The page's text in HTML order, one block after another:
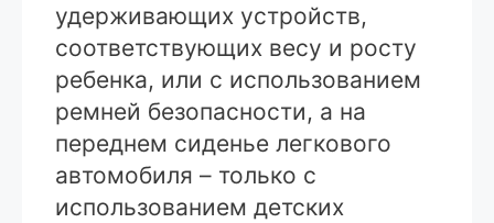
удерживающих устройств,
соответствующих весу и росту
ребенка, или с использованием
ремней безопасности, а на
переднем сиденье легкового
автомобиля – только с
использованием детских